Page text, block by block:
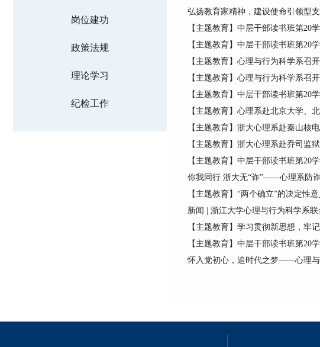
岗位建功
政策法规
理论学习
纪检工作
弘扬教育家精神，建设使命引领型
【主题教育】中层干部读书班第20
【主题教育】中层干部读书班第20
【主题教育】心理与行为科学系召
【主题教育】心理与行为科学系召
【主题教育】中层干部读书班第20
【主题教育】心理系赴北京大学、
【主题教育】浙大心理系赴秦山核
【主题教育】浙大心理系赴乔司监
【主题教育】中层干部读书班第20
你我同行 浙大无“诈”——心理系防
【主题教育】“两个确立”的决定
新闻 | 浙江大学心理与行为科学系
【主题教育】学习贯彻新思想，
【主题教育】中层干部读书班第20
怀入党初心，追时代之梦——心理与